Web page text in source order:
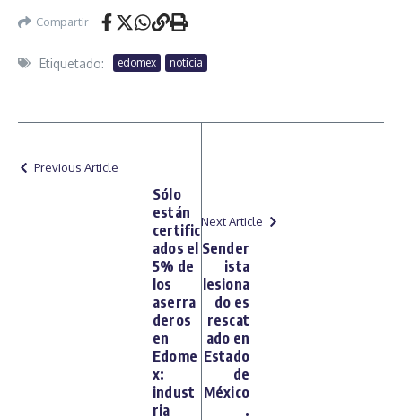
Compartir
Etiquetado: edomex noticia
Previous Article
Sólo
están
certific
ados el
5% de
los
aserra
deros
en
Edome
x:
indust
ria
Next Article
Sender
ista
lesiona
do es
rescat
ado en
Estado
de
México
.